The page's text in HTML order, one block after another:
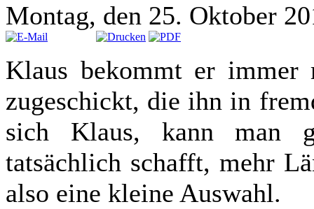
Montag, den 25. Oktober
Klaus bekommt er immer
zugeschickt, die ihn in
sich Klaus, kann man
tatsächlich schafft, mehr
also eine kleine Auswahl.